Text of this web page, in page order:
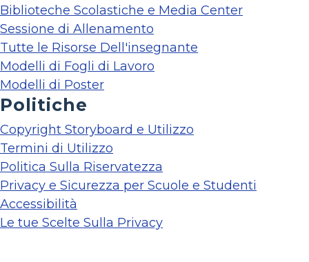
Biblioteche Scolastiche e Media Center
Sessione di Allenamento
Tutte le Risorse Dell'insegnante
Modelli di Fogli di Lavoro
Modelli di Poster
Politiche
Copyright Storyboard e Utilizzo
Termini di Utilizzo
Politica Sulla Riservatezza
Privacy e Sicurezza per Scuole e Studenti
Accessibilità
Le tue Scelte Sulla Privacy